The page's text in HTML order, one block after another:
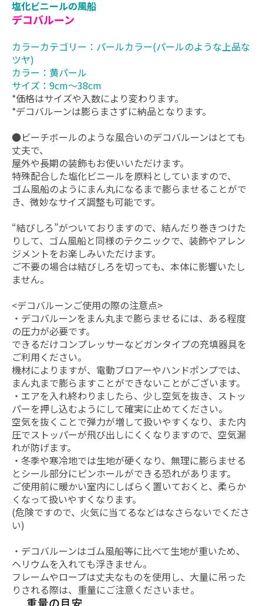
塩化ビニールの風船
デコバルーン
カラーカテゴリー：パールカラー(パールのような上品な
ツヤ)
カラー：黄パール
サイズ：9cm～38cm
*価格はサイズや入数により変わります。
*デコバルーンは膨らまさずに納品となります。
●ビーチボールのような風合いのデコバルーンはとても
丈夫で、
屋外や長期の装飾もお使いいただけます。
特殊配合した塩化ビニールを原料としていますので、
ゴム風船のようにまん丸になるまで膨らませることがで
き、微妙なサイズ調整も可能です。
“結びしろ”がついておりますので、結んだり巻きつけた
りして、ゴム風船と同様のテクニックで、装飾やアレン
ジメントをお楽しみいただけます。
ご不要の場合は結びしろを切っても、本体に影響いたし
ません。
<デコバルーンご使用の際の注意点>
・デコバルーンをまん丸まで膨らませるには、ある程度
の圧力が必要です。
できるだけコンプレッサーなどガンタイプの充填器具を
ご利用ください。
機材によりますが、電動ブロアーやハンドポンプでは、
まん丸まで膨らますことができないことがございます。
・エアを入れ終わりましたら、少し空気を抜き、ストッ
パーを押し込むようにして確実に止めてください。
空気を抜くことで弾力が増して扱いやすくなり、また内
圧でストッパーが飛び出しにくくなりますので、空気漏
れが防げます。
・冬季や寒冷地では生地が硬くなり、無理に膨らませる
とシール部分にピンホールができる恐れがあります。
ご使用前に暖かい室内にしばらく置いておくと、柔らか
くなって扱いやすくなります。
(危険ですので、火気に当てるなどはなさらないでくださ
い)
・デコバルーンはゴム風船等に比べて生地が重いため、
ヘリウムを入れても浮きません。
フレームやロープは丈夫なものを使用し、大量に吊った
りされる際は、重量にご注意くださいませ。